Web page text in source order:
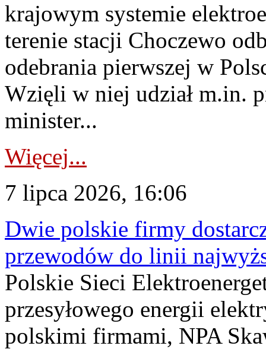
krajowym systemie
terenie stacji Choczewo
odebrania pierwszej w
Wzięli w niej udział m.in.
minister...
Więcej...
7 lipca 2026, 16:06
Dwie polskie firmy
przewodów do linii
Polskie Sieci
przesyłowego energii
polskimi firmami, NPA